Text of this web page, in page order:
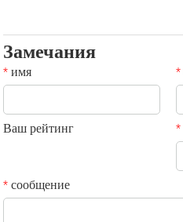
Замечания
*имя *
Ваш рейтинг *
*сообщение